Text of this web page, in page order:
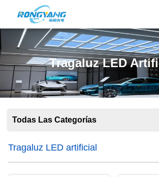
Tragaluz LED
Todas Las Categorías
Tragaluz LED artificial